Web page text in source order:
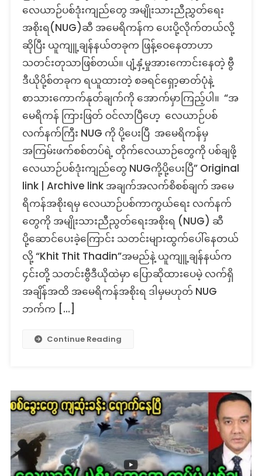
မြန်မာ
စစ်တပ်
တိုက်လေယ
ကို
ပစ်
တွေ
NUG
ကို
အ
မေ
ရိ
ကန်
ပို့
တဲ့
လေယာဉ်ပစ်ဒုံးကျည်တွေ အမျိုးသားညီညွှတ်ရေး
အစိုးရ(NUG)ဆီ အမေရိကန်က ပေးပို့လိုက်တယ်လို့
ဆိုပြီး ယူကျူ့ချန်နယ်တခုက ဖြန့်ဝေနေတာဟာ
သတင်းတုသာဖြစ်တယ်။ ပျံ့နှံ့မှုအားကောင်းနေတဲ့ ဗွီ
ဒီယိုပို့စ်တခုက ရယူထားတဲ့ စခရင်ရှော့ဓာတ်ပုံနဲ့
စာသားကောက်နုတ်ချက်ကို အောက်မှာကြည့်ပါ။ “အ
မေရိကန် ကြားဖြတ် ဝင်လာပြီဟေ့ လေယာဉ်ပစ်
လက်နက်ကြီး NUG ကို ပို့ပေးပြီ အမေရိကန်မှ
အကြမ်းဖက်စစ်တပ်ရဲ့ တိုက်လေယာဉ်တွေကို ပစ်ချဖို့
လေယာဉ်ပစ်ဒုံးကျည်တွေ NUGကို့ပို့ပေးပြီ” Original
link | Archive link အချက်အလက်စိစစ်ချက် အမေ
ရိကန်အစိုးရမှ လေယာဉ်ပစ်ကာကွယ်ရေး လက်နက်
တွေကို အမျိုးသားညီညွတ်ရေးအစိုးရ (NUG) ဆီ
ပို့ဆောင်ပေးခဲ့ကြောင်း သတင်းများထွက်ပေါ်နေတယ်
လို့ “Khit Thit Thadin”အမည်နဲ့ ယူကျူ့ချန်နယ်က
၄င်းတို့ သတင်းဗွီဒီယိုထဲမှာ ပြောဆိုထားပေမဲ့ လက်ရှိ
အချိန်အထိ အမေရိကန်အစိုးရ ဒါမှမဟုတ် NUG
ဘက်က […]
Continue Reading